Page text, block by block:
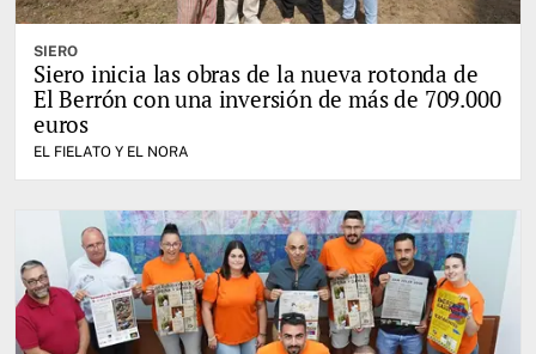
SIERO
Siero inicia las obras de la nueva rotonda de
El Berrón con una inversión de más de 709.000
euros
EL FIELATO Y EL NORA